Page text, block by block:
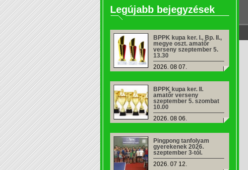
Legújabb bejegyzések
BPPK kupa ker. I., Bp. II.,
megye oszt. amatőr
verseny szeptember 5.
13.30
2026. 08 07.
BPPK kupa ker. II.
amatőr verseny
szeptember 5. szombat
10.00
2026. 08 06.
Pingpong tanfolyam
gyerekenek 2026.
szeptember 3-tól.
2026. 07 12.